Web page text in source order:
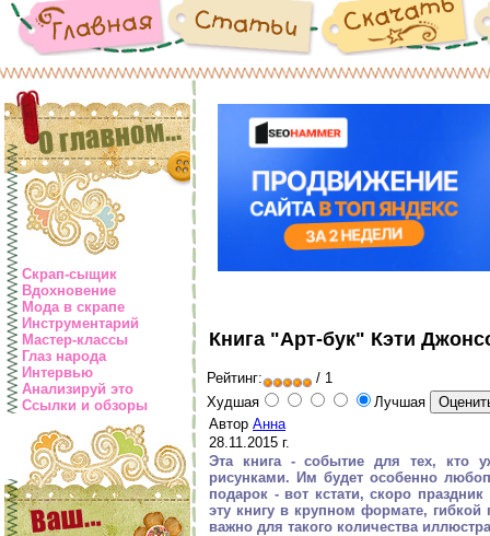
Скрап-сыщик
Вдохновение
Мода в скрапе
Инструментарий
Мастер-классы
Глаз народа
Интервью
Анализируй это
Ссылки и обзоры
Книга "Арт-бук" Кэти
Рейтинг:
/ 1
Худшая
Лучшая
Автор Анна
28.11.2015 г.
Эта книга - событие для тех, кто
рисунками. Им будет особенно
подарок - вот кстати, скоро
эту книгу в крупном формате, гибкой
важно для такого количества